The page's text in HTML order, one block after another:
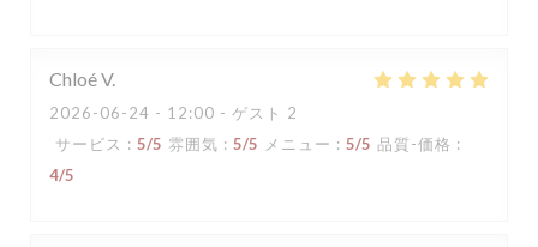
ChloéV
2026-06-24 - 12:00 - ゲスト 2
サービス : 5/5 雰囲気 : 5/5 メニュー : 5/5 品質-価格 :
4/5